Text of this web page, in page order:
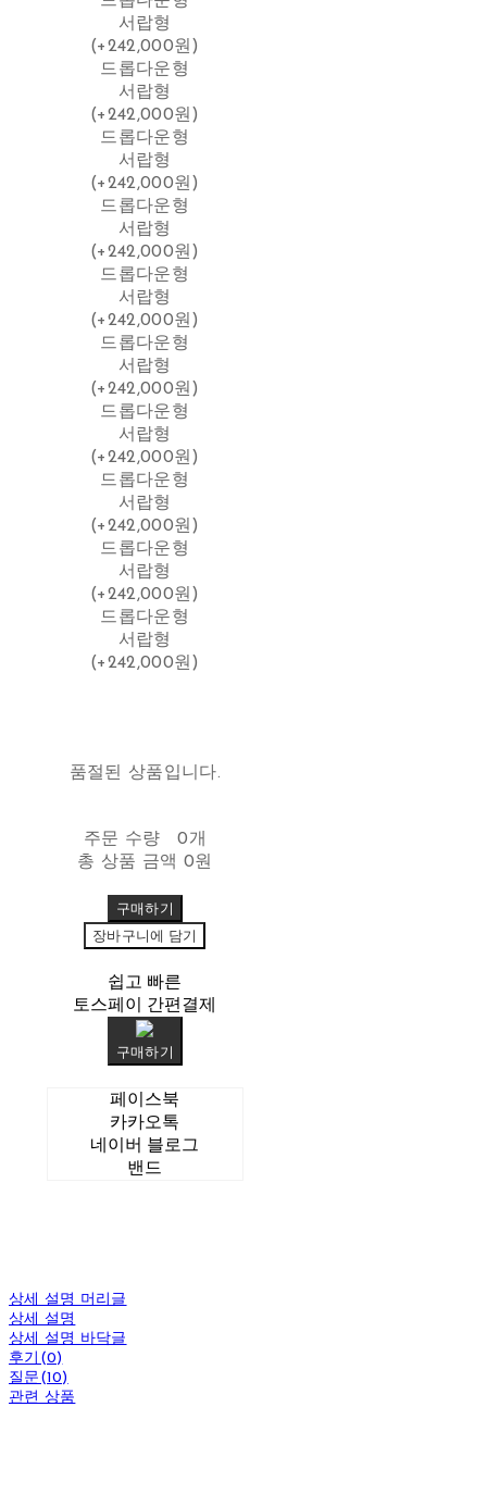
서랍형
(+242,000원)
드롭다운형
서랍형
(+242,000원)
드롭다운형
서랍형
(+242,000원)
드롭다운형
서랍형
(+242,000원)
드롭다운형
서랍형
(+242,000원)
드롭다운형
서랍형
(+242,000원)
드롭다운형
서랍형
(+242,000원)
드롭다운형
서랍형
(+242,000원)
드롭다운형
서랍형
(+242,000원)
드롭다운형
서랍형
(+242,000원)
품절된 상품입니다.
주문 수량
0개
총 상품 금액 0원
구매하기
장바구니에 담기
쉽고 빠른
토스페이 간편결제
구매하기
페이스북
카카오톡
네이버 블로그
밴드
상세 설명 머리글
상세 설명
상세 설명 바닥글
후기(0)
질문(10)
관련 상품